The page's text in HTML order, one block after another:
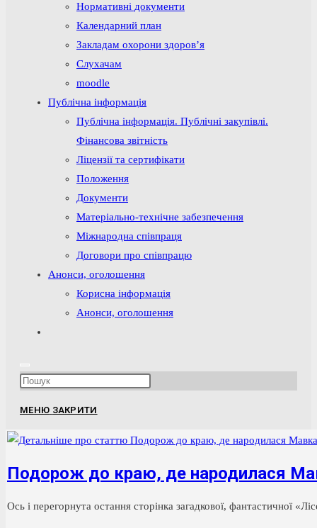
Нормативні документи
Календарний план
Закладам охорони здоров’я
Слухачам
moodle
Публічна інформація
Публічна інформація. Публічні закупівлі.
Фінансова звітність
Ліцензії та сертифікати
Положення
Документи
Матеріально-технічне забезпечення
Міжнародна співпраця
Договори про співпрацю
Анонси, оголошення
Корисна інформація
Анонси, оголошення
веб-
сайті
close
search
МЕНЮ ЗАКРИТИ
Подорож до краю, де народилася
Ось і перегорнута остання сторінка загадкової, фантастичної